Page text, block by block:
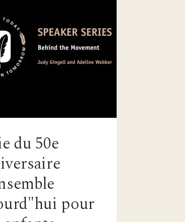
du 50e
pour